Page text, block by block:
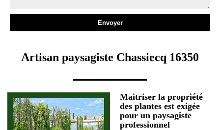
Artisan paysagiste Chassiecq 16350
Maitriser la propriété
des plantes est exigée
pour un paysagiste
professionnel